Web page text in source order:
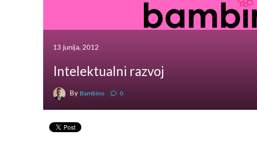
13 junija, 2012
Intelektualni razvoj
By Bambino 0